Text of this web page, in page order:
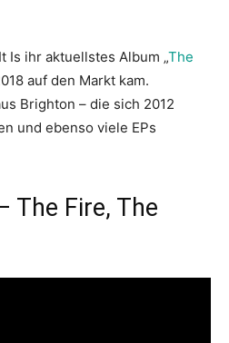
Is ihr aktuellstes Album „The
auf den Markt kam.
Brighton – die sich 2012
und ebenso viele EPs
The Fire, The